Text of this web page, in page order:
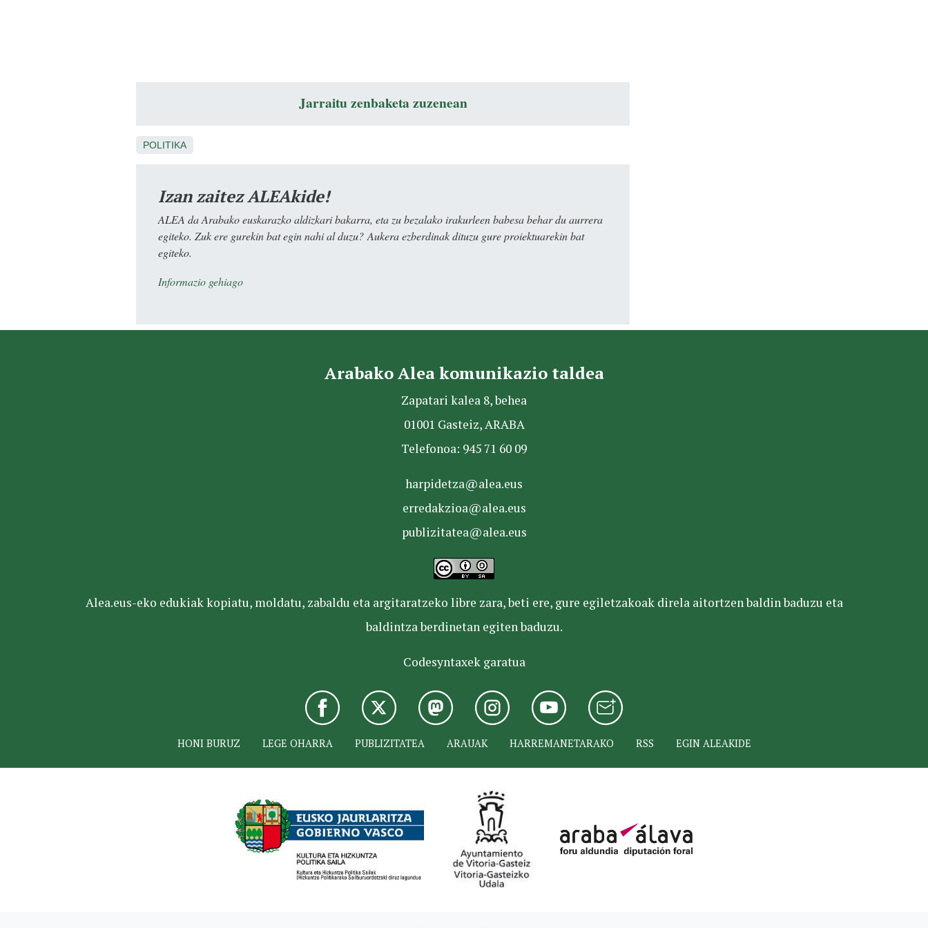
Jarraitu zenbaketa zuzenean
POLITIKA
Izan zaitez ALEAkide!
ALEA da Arabako euskarazko aldizkari bakarra, eta zu bezalako irakurleen babesa behar du aurrera
egiteko. Zuk ere gurekin bat egin nahi al duzu? Aukera ezberdinak dituzu gure proiektuarekin bat
egiteko.
Informazio gehiago
Arabako Alea komunikazio taldea
Zapatari kalea 8, behea
01001 Gasteiz, ARABA
Telefonoa: 945 71 60 09
harpidetza@alea.eus
erredakzioa@alea.eus
publizitatea@alea.eus
Alea.eus-eko edukiak kopiatu, moldatu, zabaldu eta argitaratzeko libre zara, beti ere, gure egiletzakoak direla aitortzen baldin baduzu eta
baldintza berdinetan egiten baduzu.
Codesyntaxek garatua
HONI BURUZ LEGE OHARRA PUBLIZITATEA ARAUAK HARREMANETARAKO RSS EGIN ALEAKIDE